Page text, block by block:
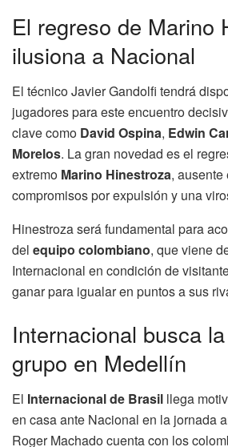
El regreso de Marino
ilusiona a Nacional
El técnico Javier Gandolfi tendrá
jugadores para este encuentro
clave como David Ospina, Edwin
Morelos. La gran novedad es el
extremo Marino Hinestroza,
compromisos por expulsión y una
Hinestroza será fundamental para
del equipo colombiano, que viene
Internacional en condición de
ganar para igualar en puntos a sus
Internacional busca
grupo en Medellín
El Internacional de Brasil llega
en casa ante Nacional en la jornada
Roger Machado cuenta con los